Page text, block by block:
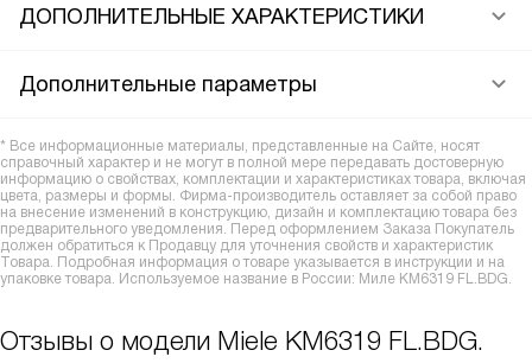
ДОПОЛНИТЕЛЬНЫЕ ХАРАКТЕРИСТИКИ
Дополнительные параметры
* Все информационные материалы, представленные на Сайте, носят
справочный характер и не могут в полной мере передавать достоверную
информацию о свойствах, комплектации и характеристиках товара, включая
цвета, размеры и формы. Фирма-производитель оставляет за собой право
на внесение изменений в конструкцию, дизайн и комплектацию товара без
предварительного уведомления. Перед оформлением Заказа Покупатель
должен обратиться к Продавцу для уточнения свойств и характеристик
Товара. Подробная информация о товаре указывается в инструкции и на
упаковке товара. Используемое название в России: Миле KM6319 FL.BDG.
Отзывы о модели Miele KM6319 FL.BDG.